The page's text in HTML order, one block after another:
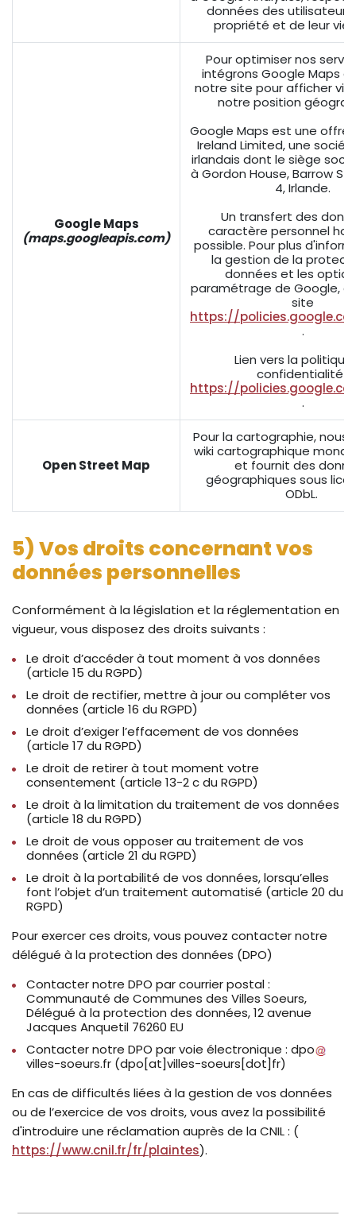
données des
propriété et de leur vie
Google Maps
(maps.googleapis.com)
Pour optimiser nos
intégrons Google Maps
notre site pour afficher
notre position
Google Maps est une offre
Ireland Limited, une
irlandais dont le siège
à Gordon House, Barrow
4, Irlande.
Un transfert des
caractère personnel
possible. Pour plus
la gestion de la
données et les
paramétrage de Google,
site
https://
.
Lien vers la
confidentialité :
https://
.
Open Street Map
Pour la cartographie, nous
wiki cartographique
et fournit des
géographiques sous
ODbL.
5) Vos droits concernant vos
données personnelles
Conformément à la législation et la réglementation en
vigueur, vous disposez des droits suivants :
Le droit d’accéder à tout moment à vos données
(article 15 du RGPD)
Le droit de rectifier, mettre à jour ou compléter vos
données (article 16 du RGPD)
Le droit d’exiger l’effacement de vos données
(article 17 du RGPD)
Le droit de retirer à tout moment votre
consentement (article 13-2 c du RGPD)
Le droit à la limitation du traitement de vos données
(article 18 du RGPD)
Le droit de vous opposer au traitement de vos
données (article 21 du RGPD)
Le droit à la portabilité de vos données, lorsqu’elles
font l’objet d’un traitement automatisé (article 20 du
RGPD)
Pour exercer ces droits, vous pouvez contacter notre
délégué à la protection des données (DPO)
Contacter notre DPO par courrier postal :
Communauté de Communes des Villes Soeurs,
Délégué à la protection des données, 12 avenue
Jacques Anquetil 76260 EU
Contacter notre DPO par voie électronique : dpo
villes-soeurs.fr (dpo[at]villes-soeurs[dot]fr)
En cas de difficultés liées à la gestion de vos données
ou de l’exercice de vos droits, vous avez la possibilité
d'introduire une réclamation auprès de la CNIL : (
https://www.cnil.fr/fr/plaintes).